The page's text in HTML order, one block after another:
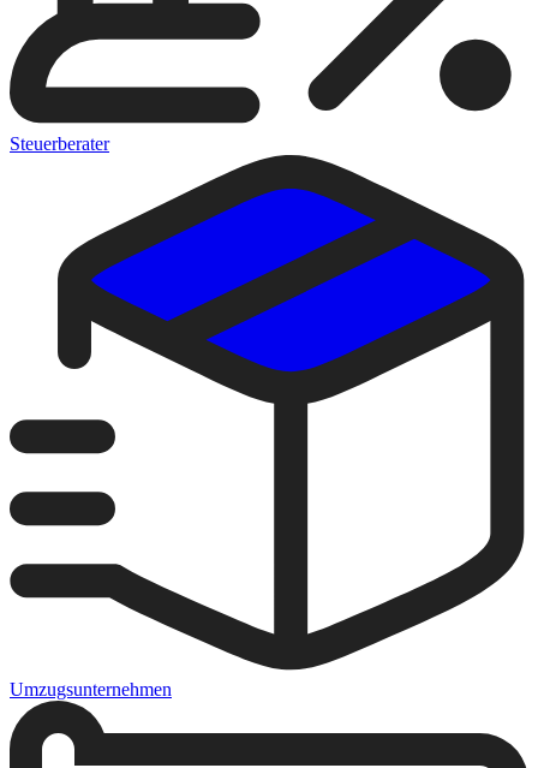
Steuerberater
Umzugsunternehmen